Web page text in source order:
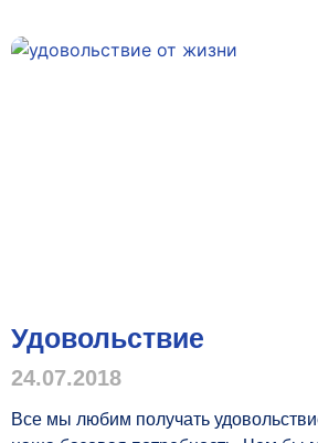
Удовольствие
24.07.2018
Все мы любим получать